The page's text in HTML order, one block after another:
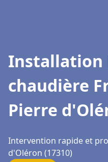
Installation
chaudière
Pierre
Intervention rapide et
d'Oléron (17310)